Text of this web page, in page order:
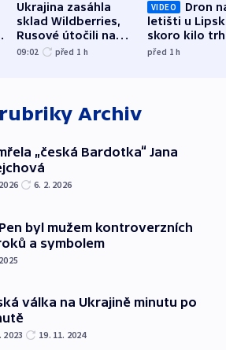
Ukrajina zasáhla
sklad Wildberries,
Rusové útočili na
trh, hasiče či
09:02 před 1 h
VIDEO
Dron
letišti u
skoro kilo
indicie
před 1h
Archiv
„česká Bardotka“ Jana
6. 2. 2026
byl mužem kontroverzních
a symbolem
válka na Ukrajině minutu po
2023 19. 11. 2024